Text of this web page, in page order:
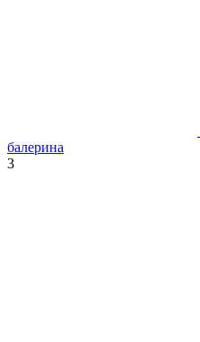
балерина
3